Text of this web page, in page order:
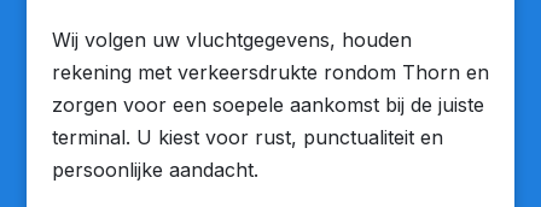
Wij volgen uw vluchtgegevens, houden
rekening met verkeersdrukte rondom Thorn en
zorgen voor een soepele aankomst bij de juiste
terminal. U kiest voor rust, punctualiteit en
persoonlijke aandacht.